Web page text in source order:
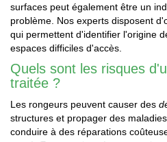
surfaces peut également être un
problème. Nos experts disposent
qui permettent d'identifier l'origine
espaces difficiles d'accès.
Quels sont les risques
traitée ?
Les rongeurs peuvent causer des
structures et propager des
conduire à des réparations